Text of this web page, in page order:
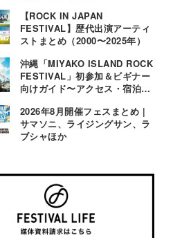
【ROCK IN JAPAN
FESTIVAL】歴代出演アーティ
ストまとめ（2000〜2025年）
沖縄「MIYAKO ISLAND ROCK
FESTIVAL」初参加＆ビギナー
向けガイド〜アクセス・宿泊・
2026年8月開催フェスまとめ |
サマソニ、ライジングサン、ラ
ブシャほか